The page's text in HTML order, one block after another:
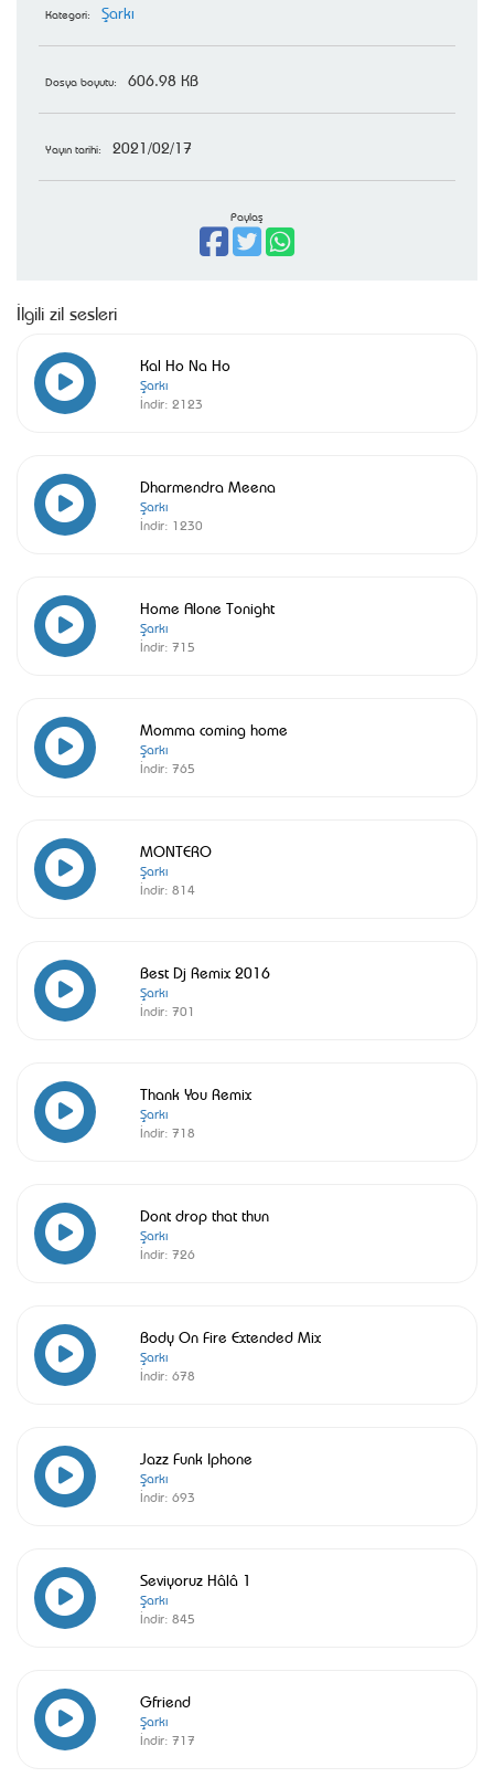
Kategori: Şarkı
Dosya boyutu: 606.98 KB
Yayın tarihi: 2021/02/17
Paylaş
İlgili zil sesleri
Kal Ho Na Ho
Şarkı
İndir: 2123
Dharmendra Meena
Şarkı
İndir: 1230
Home Alone Tonight
Şarkı
İndir: 715
Momma coming home
Şarkı
İndir: 765
MONTERO
Şarkı
İndir: 814
Best Dj Remix 2016
Şarkı
İndir: 701
Thank You Remix
Şarkı
İndir: 718
Dont drop that thun
Şarkı
İndir: 726
Body On Fire Extended Mix
Şarkı
İndir: 678
Jazz Funk Iphone
Şarkı
İndir: 693
Seviyoruz Hâlâ 1
Şarkı
İndir: 845
Gfriend
Şarkı
İndir: 717